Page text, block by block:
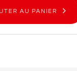
AU PANIER